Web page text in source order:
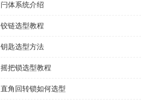
闩体系统介绍
铰链选型教程
钥匙选型方法
摇把锁选型教程
直角回转锁如何选型